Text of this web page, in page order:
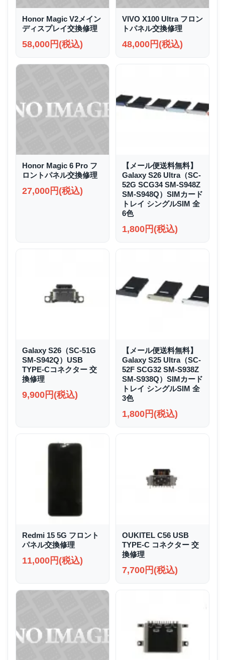
Honor Magic V2メイン
ディスプレイ交換修理
58,000円(税込)
VIVO X100 Ultra フロン
トパネル交換修理
48,000円(税込)
Honor Magic 6 Pro フ
ロントパネル交換修理
27,000円(税込)
【メール便送料無料】
Galaxy S26 Ultra（SC-
52G SCG34 SM-S948Z
SM-S948Q）SIMカード
トレイ シングルSIM 全
6色
1,800円(税込)
Galaxy S26（SC-51G
SM-S942Q）USB
TYPE-Cコネクター 交
換修理
9,900円(税込)
【メール便送料無料】
Galaxy S25 Ultra（SC-
52F SCG32 SM-S938Z
SM-S938Q）SIMカード
トレイ シングルSIM 全
3色
1,800円(税込)
Redmi 15 5G フロント
パネル交換修理
11,000円(税込)
OUKITEL C56 USB
TYPE-C コネクター 交
換修理
7,700円(税込)